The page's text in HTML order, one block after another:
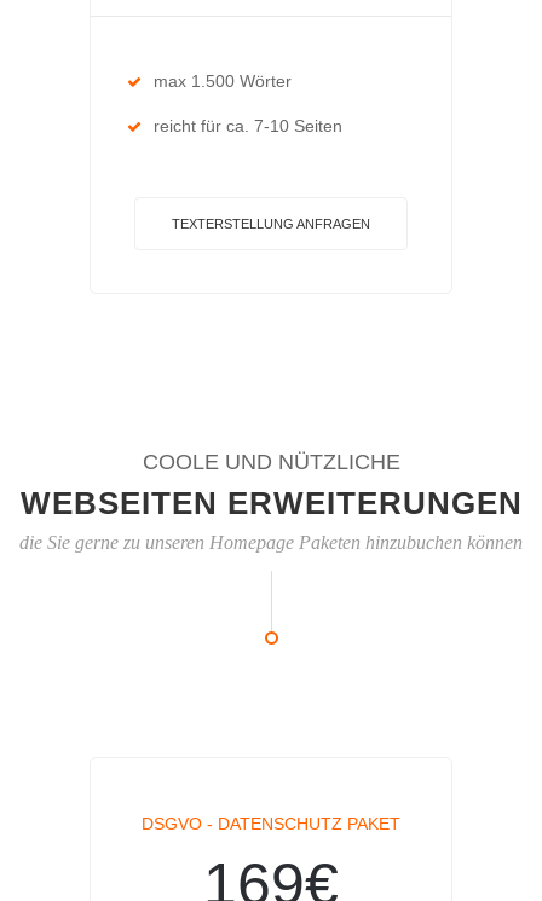
max 1.500 Wörter
reicht für ca. 7-10 Seiten
TEXTERSTELLUNG ANFRAGEN
COOLE UND NÜTZLICHE
WEBSEITEN ERWEITERUNGEN
die Sie gerne zu unseren Homepage Paketen hinzubuchen können
DSGVO - DATENSCHUTZ PAKET
169€